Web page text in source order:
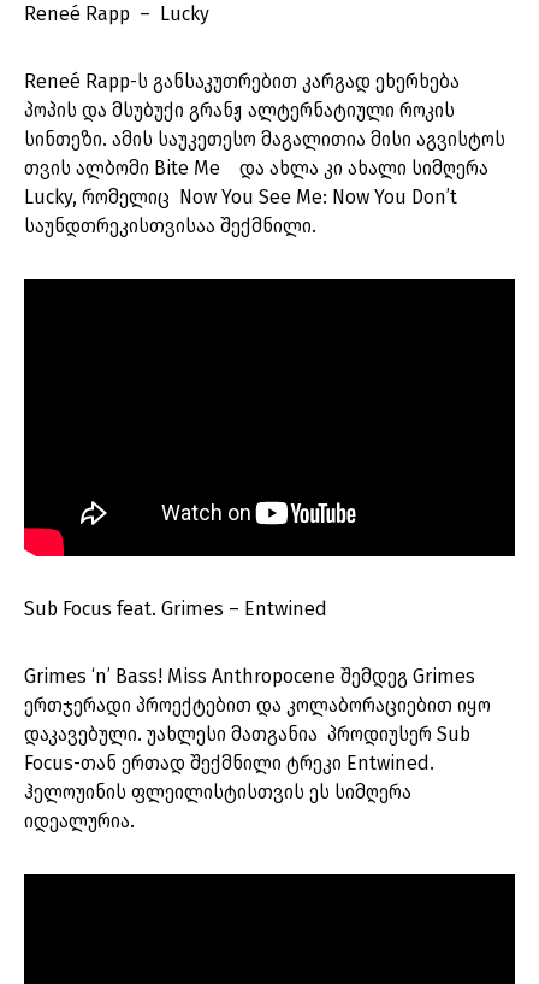
Reneé Rapp – Lucky
Reneé Rapp-ს განსაკუთრებით კარგად ეხერხება
პოპის და მსუბუქი გრანჟ ალტერნატიული როკის
სინთეზი. ამის საუკეთესო მაგალითია მისი აგვისტოს
თვის ალბომი Bite Me და ახლა კი ახალი სიმღერა
Lucky, რომელიც Now You See Me: Now You Don’t
საუნდთრეკისთვისაა შექმნილი.
Sub Focus feat. Grimes – Entwined
Grimes ‘n’ Bass! Miss Anthropocene შემდეგ Grimes
ერთჯერადი პროექტებით და კოლაბორაციებით იყო
დაკავებული. უახლესი მათგანია პროდიუსერ Sub
Focus-თან ერთად შექმნილი ტრეკი Entwined.
ჰელოუინის ფლეილისტისთვის ეს სიმღერა
იდეალურია.